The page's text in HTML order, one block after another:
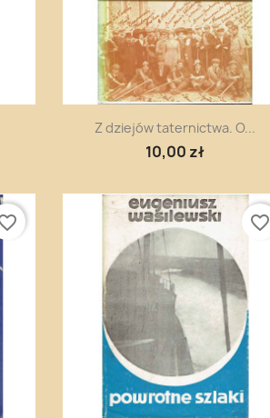
Szybki podgląd
Z dziejów taternictwa. O...
10,00 zł
favorite_border